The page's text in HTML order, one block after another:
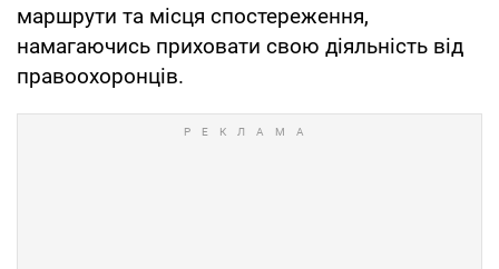
маршрути та місця спостереження,
намагаючись приховати свою діяльність від
правоохоронців.